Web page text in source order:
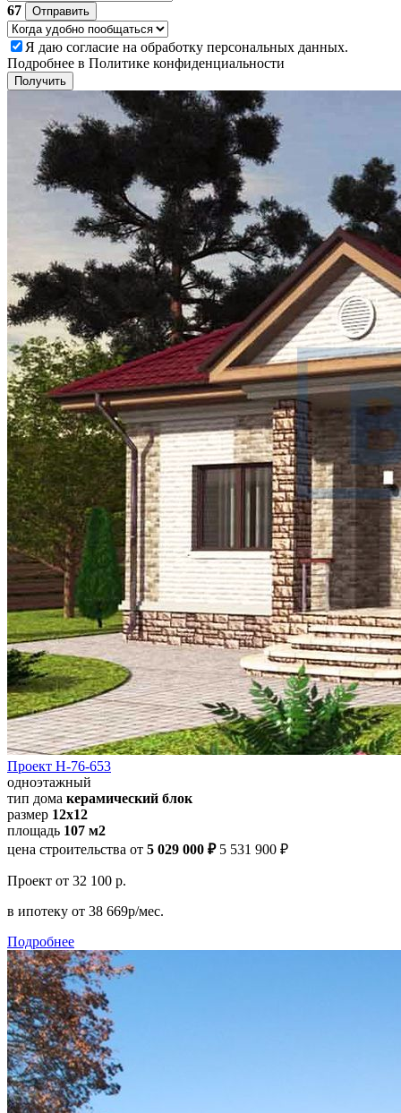
67
Отправить
Я даю согласие на обработку персональных данных.
Подробнее в Политике конфиденциальности
Получить
Проект Н-76-653
одноэтажный
тип дома керамический блок
размер 12x12
площадь 107 м2
цена строительства от 5 029 000 ₽ 5 531 900 ₽
Проект от 32 100 р.
в ипотеку от 38 669р/мес.
Подробнее